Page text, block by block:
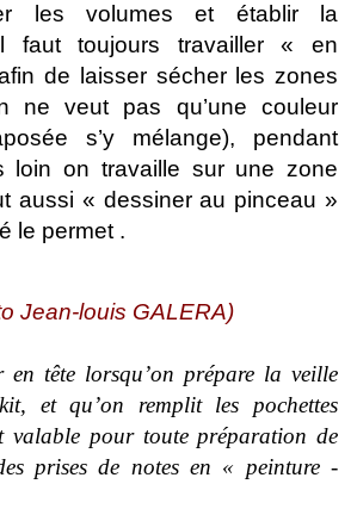
les volumes et établir la
faut toujours travailler « en
de laisser sécher les zones
ne veut pas qu’une couleur
s’y mélange), pendant
loin on travaille sur une zone
aussi « dessiner au pinceau »
le permet .
Jean-louis GALERA)
en tête lorsqu’on prépare la veille
et qu’on remplit les pochettes
valable pour toute préparation de
prises de notes en « peinture -